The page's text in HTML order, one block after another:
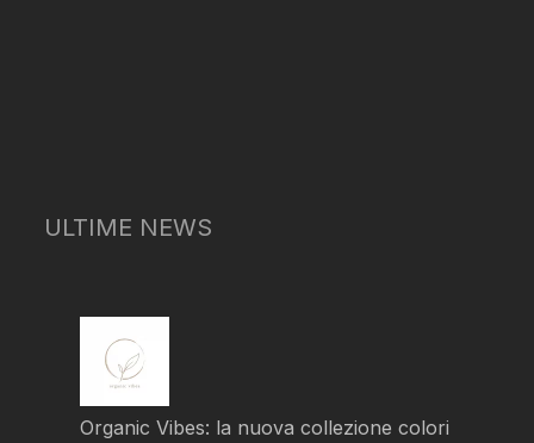
ULTIME NEWS
Organic Vibes: la nuova collezione colori